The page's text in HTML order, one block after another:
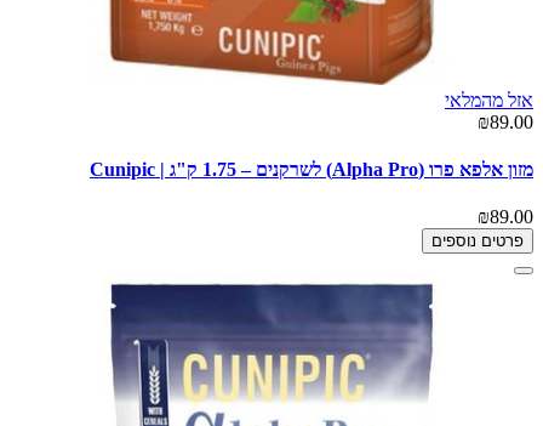
אזל מהמלאי
₪89.00
מזון אלפא פרו (Alpha Pro) לשרקנים – 1.75 ק"ג | Cunipic
₪89.00
פרטים נוספים